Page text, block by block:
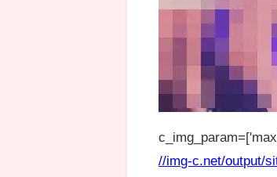
//img-c.net/output/